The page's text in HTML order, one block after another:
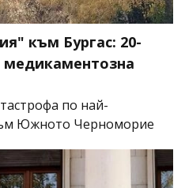
към Бургас: 20-
по най-
Южното Черноморие